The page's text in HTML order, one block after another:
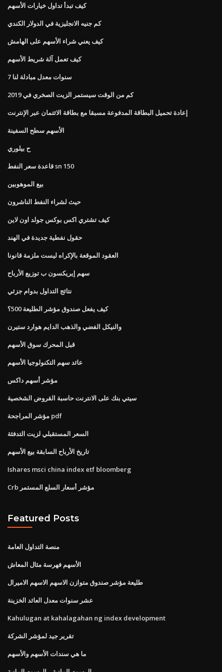
كيف تبدأ تداول خيارات الأسهم
كم جنيه الانجليزية في الدولار الكندي
كيف يعني شراء الأسهم على الهامش
كيف تعمل آلة شريط الأسهم
7 سنوات معدل مبادلة لنا
كم من الوقت سيستمر الزيت الصخري في 2019
إعادة تحميل البطاقة المدفوعة مسبقا مع بطاقة الائتمان عبر الإنترنت
الأسهم سطح السفينة
ح بيلوري
قاعدة سعر النفط sn 150
بيع الموهوبين
حيث لشراء النفط الناشرون
كيف تشتري اكس بوكس ​​جولد اون لاين
حقول نفطية جديدة في الهند
العقود الموقعة بالإكراه ليست ملزمة قانونا
سهم إيريكسون ب توزيع الأرباح
نتائج التداول بدوام جزئي
كيف يفعل صندوق مؤشر الطليعة 500؟
والنيكل الفضي والذهب الدايم هوارد ستيرن
قبل المحرك سوق الأسهم
عائد سهم التكنولوجيا الأسهم
مؤشر أسهم داكس
سيتي بنك على الانترنت حاسبة القروض الشخصية
مؤشر المراجحة pdf
السعر المستقبلي لزيت التدفئة
تاريخ الأرباح السابقة بيع الأسهم
Ishares msci china index etf bloomberg
Crb مؤشر أسعار السلع المستمر
Featured Posts
منصة التداول العامة
الأسهم فهرسة مثال المعاش
طليعة مؤشر صندوق متوازن الاسهم الاسهم الاميرال
عشر سنوات معدل العائد الخزينة
Kahulugan at kahalagahan ng index development
تقرير جيد لمؤشر الشركة
ما هي سندات الأسهم والأسهم